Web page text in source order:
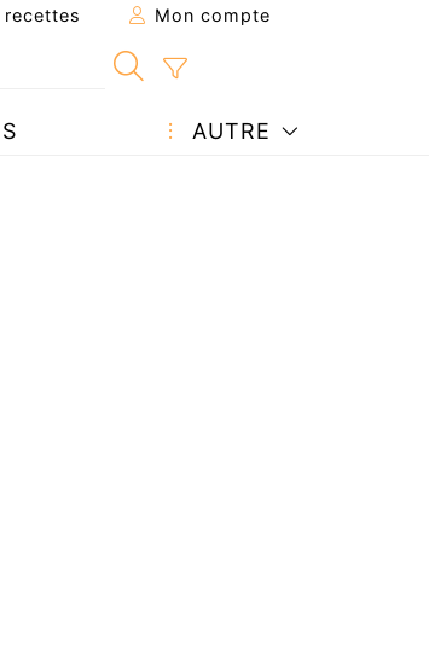
recettes Mon compte
AUTRE
un ami à l'auteur
photo de cette